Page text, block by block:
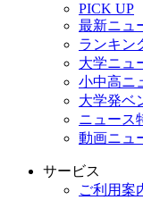
PICK UP
最新ニュ
ランキン
大学ニュ
小中高ニ
大学発ベ
ニュース
動画ニュ
サービス
ご利用案